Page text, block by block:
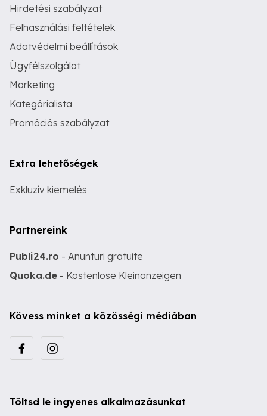
Hirdetési szabályzat
Felhasználási feltételek
Adatvédelmi beállítások
Ügyfélszolgálat
Marketing
Kategórialista
Promóciós szabályzat
Extra lehetőségek
Exkluzív kiemelés
Partnereink
Publi24.ro - Anunturi gratuite
Quoka.de - Kostenlose Kleinanzeigen
Kövess minket a közösségi médiában
Töltsd le ingyenes alkalmazásunkat